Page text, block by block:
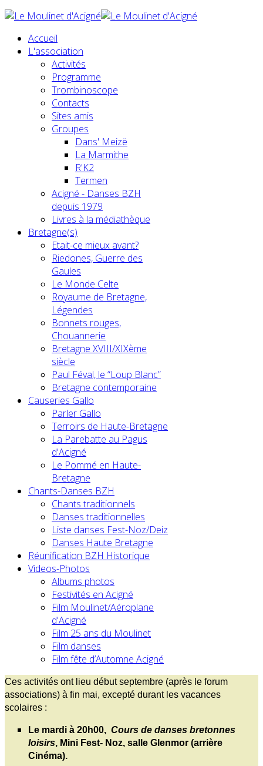
Accueil
L'association
Activités
Programme
Trombinoscope
Contacts
Sites amis
Groupes
Dans' Meizë
La Marmithe
R'K2
Termen
Acigné - Danses BZH
depuis 1979
Livres à la médiathèque
Bretagne(s)
Etait-ce mieux avant?
Riedones, Guerre des
Gaules
Le Monde Celte
Royaume de Bretagne,
Légendes
Bonnets rouges,
Chouannerie
Bretagne XVIII/XIXème
siècle
Paul Féval, le “Loup Blanc”
Bretagne contemporaine
Causeries Gallo
Parler Gallo
Terroirs de Haute-Bretagne
La Parebatte au Pagus
d'Acigné
Le Pommé en Haute-
Bretagne
Chants-Danses BZH
Chants traditionnels
Danses traditionnelles
Liste danses Fest-Noz/Deiz
Danses Haute Bretagne
Réunification BZH Historique
Videos-Photos
Albums photos
Festivités en Acigné
Film Moulinet/Aéroplane
d'Acigné
Film 25 ans du Moulinet
Film danses
Film fête d’Automne Acigné
Ces activités ont lieu début septembre (après le forum
associations) à fin mai, excepté durant les vacances
scolaires :
Le mardi à 20h00, Cours de danses bretonnes
loisirs, Mini Fest- Noz, salle Glenmor (arrière
Cinéma).